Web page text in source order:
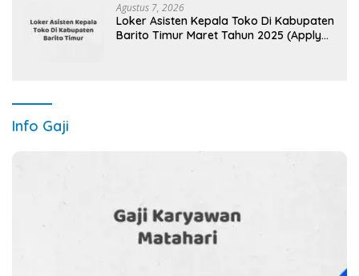
Agustus 7, 2026
Loker Asisten Kepala Toko Di Kabupaten
Barito Timur Maret Tahun 2025 (Apply
Info Gaji